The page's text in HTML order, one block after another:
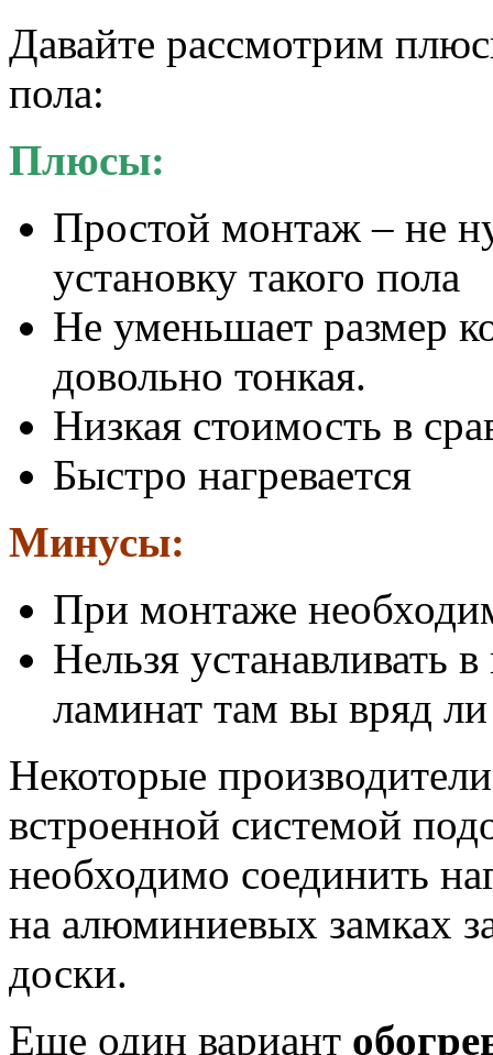
Давайте рассмотрим
пола:
Плюсы:
Простой монтаж – не
установку такого пола
Не уменьшает размер
довольно тонкая.
Низкая стоимость в
Быстро нагревается
Минусы:
При монтаже
Нельзя устанавливать
ламинат там вы вряд ли
Некоторые
встроенной системой
необходимо соединить
на алюминиевых замках
доски.
Еще один вариант